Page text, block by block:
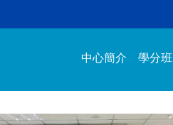
中心簡介
學分班